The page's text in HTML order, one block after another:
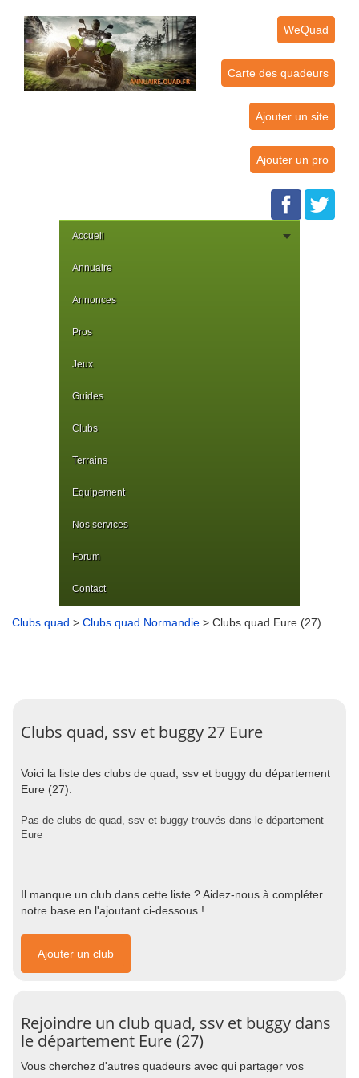
WeQuad
Carte des quadeurs
Ajouter un site
Ajouter un pro
Accueil
Annuaire
Annonces
Pros
Jeux
Guides
Clubs
Terrains
Equipement
Nos services
Forum
Contact
Clubs quad > Clubs quad Normandie > Clubs quad Eure (27)
Clubs quad, ssv et buggy 27 Eure
Voici la liste des clubs de quad, ssv et buggy du département
Eure (27).
Pas de clubs de quad, ssv et buggy trouvés dans le département
Eure
Il manque un club dans cette liste ? Aidez-nous à compléter
notre base en l'ajoutant ci-dessous !
Ajouter un club
Rejoindre un club quad, ssv et buggy dans
le département Eure (27)
Vous cherchez d'autres quadeurs avec qui partager vos